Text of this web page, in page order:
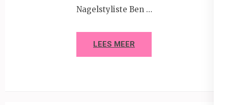
Nagelstyliste Ben …
LEES MEER